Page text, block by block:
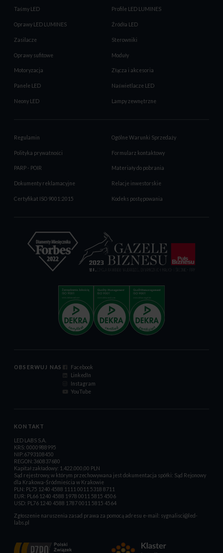
Taśmy LED Profile LED LUMINES
Oprawy LED LUMINES Źródła LED
Zasilacze Sterowniki
Oprawy sufitowe Moduły
Motoryzacja Złącza i akcesoria
Panele LED Naświetlacze LED
Neony LED Lampy zewnętrzne
Regulamin Ogólne Warunki Sprzedaży
Polityka prywatności Formularz kontaktowy
PARP - POIR Materiały do pobrania
Dokumenty reklamacyjne Relacje inwestorskie
Certyfikat ISO 9001:2015 Kodeks postępowania
OBSERWUJ NAS
Facebook
LinkedIn
Instagram
YouTube
KONTAKT
LED LABS S.A.
KRS: 0000988995
NIP:6793108450
REGON:360837680
Kapitał zakładowy: 1.422.000,00 PLN
Sąd rejestrowy, w którym przechowywana jest dokumentacja spółki: Sąd Rejonowy
dla Krakowa-Śródmieścia w Krakowie
PLN: PL75 1240 4588 1111 0011 5318 8711
EUR: PL66 1240 4588 1978 0011 5815 4506
USD: PL76 1240 4588 1787 0011 5815 4564
Zgłoszenie naruszenia zasad prawa za pomocą adresu e-mail: sygnalisci@led-
labs.pl